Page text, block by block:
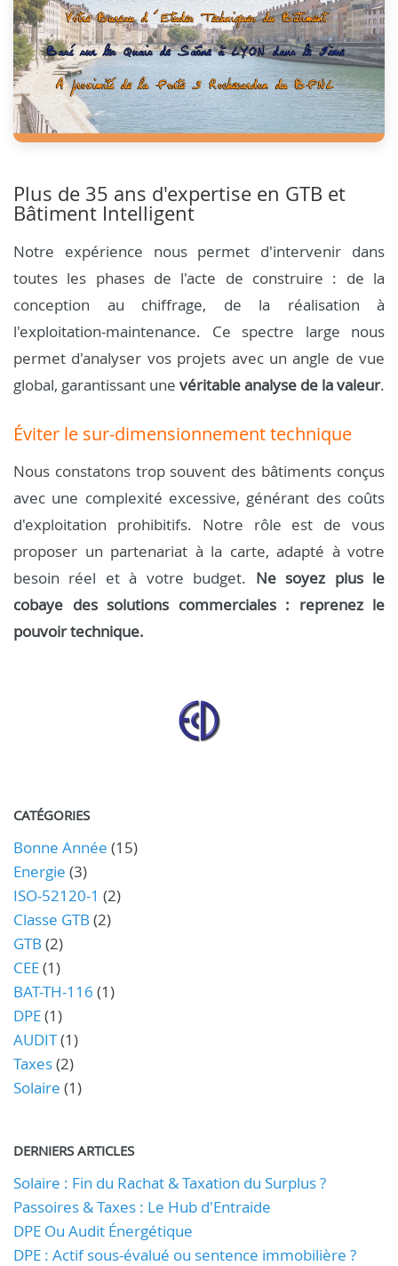
Plus de 35 ans d'expertise en GTB et
Bâtiment Intelligent
Notre expérience nous permet d'intervenir dans
toutes les phases de l'acte de construire : de la
conception au chiffrage, de la réalisation à
l'exploitation-maintenance. Ce spectre large nous
permet d'analyser vos projets avec un angle de vue
global, garantissant une véritable analyse de la valeur.
Éviter le sur-dimensionnement technique
Nous constatons trop souvent des bâtiments conçus
avec une complexité excessive, générant des coûts
d'exploitation prohibitifs. Notre rôle est de vous
proposer un partenariat à la carte, adapté à votre
besoin réel et à votre budget. Ne soyez plus le
cobaye des solutions commerciales : reprenez le
pouvoir technique.
CATÉGORIES
Bonne Année (15)
Energie (3)
ISO-52120-1 (2)
Classe GTB (2)
GTB (2)
CEE(1)
BAT-TH-116 (1)
DPE(1)
AUDIT(1)
Taxes(2)
Solaire (1)
DERNIERS ARTICLES
Solaire : Fin du Rachat & Taxation du Surplus ?
Passoires & Taxes : Le Hub d'Entraide
DPE Ou Audit Énergétique
DPE : Actif sous-évalué ou sentence immobilière ?